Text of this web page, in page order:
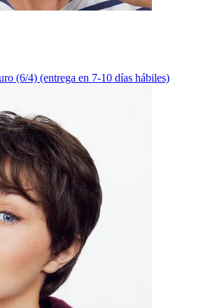
(6/4) (entrega en 7-10 días hábiles)